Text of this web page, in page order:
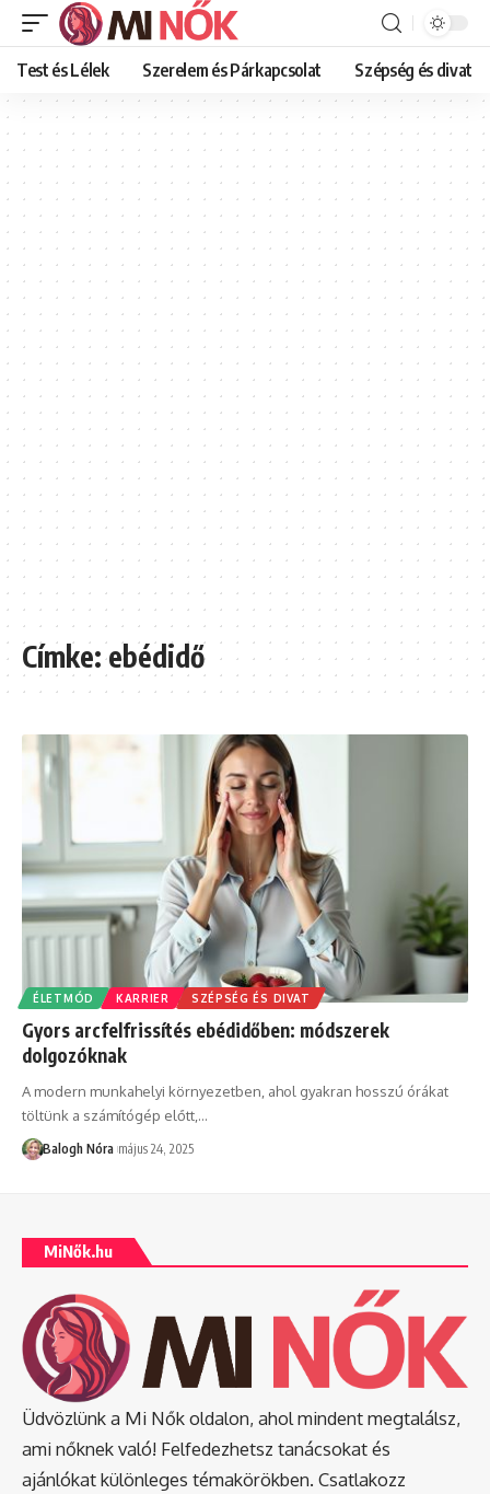
Test és Lélek Szerelem és Párkapcsolat Szépség és divat
Címke:ebédidő
ÉLETMÓD KARRIER SZÉPSÉG ÉS DIVAT
Gyors arcfelfrissítés ebédidőben: módszerek
dolgozóknak
A modern munkahelyi környezetben, ahol gyakran hosszú órákat
töltünk a számítógép előtt, …
Balogh Nóra május 24, 2025
MiNők.hu
Üdvözlünk a Mi Nők oldalon, ahol mindent megtalálsz,
ami nőknek való! Felfedezhetsz tanácsokat és
ajánlókat különleges témakörökben. Csatlakozz